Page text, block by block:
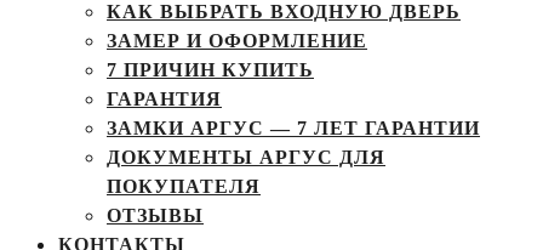
КАК ВЫБРАТЬ ВХОДНУЮ ДВЕРЬ
ЗАМЕР И ОФОРМЛЕНИЕ
7 ПРИЧИН КУПИТЬ
ГАРАНТИЯ
ЗАМКИ АРГУС — 7 ЛЕТ ГАРАНТИИ
ДОКУМЕНТЫ АРГУС ДЛЯ
ПОКУПАТЕЛЯ
ОТЗЫВЫ
КОНТАКТЫ